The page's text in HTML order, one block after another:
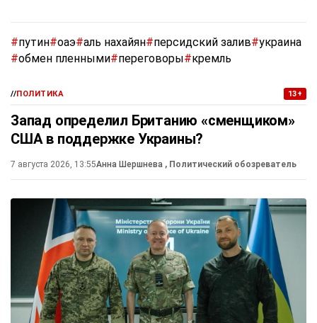
#путин#оаэ#аль нахайян#персидский залив#украина
#обмен пленными#переговоры#кремль
//ПОЛИТИКА 13+
Запад определил Британию «сменщиком»
США в поддержке Украины?
7 августа 2026, 13:55Анна Шершнева , Политический обозреватель